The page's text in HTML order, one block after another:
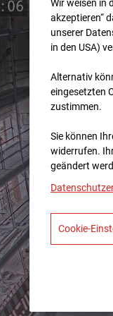
Wir weisen in
akzeptieren“
unserer
in den USA)
Alternativ
eingesetzten
zustimmen.
Sie können
widerrufen.
geändert
Cookie-